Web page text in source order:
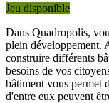
Jeu disponible
Dans Quadropolis,
plein développement.
construire différents
besoins de vos
bâtiment vous permet
d'entre eux peuvent